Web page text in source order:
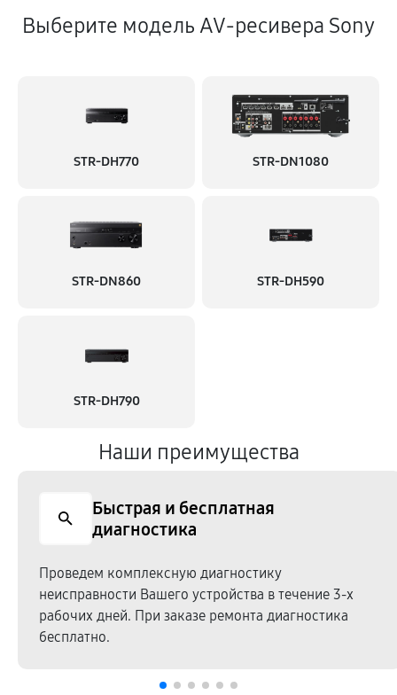
Выберите модель AV-ресивера Sony
STR-DH770 STR-DN1080
STR-DN860 STR-DH590
STR-DH790
Наши преимущества
Быстрая и бесплатная
диагностика
Проведем комплексную диагностику
неисправности Вашего устройства в течение 3-х
рабочих дней. При заказе ремонта диагностика
бесплатно.